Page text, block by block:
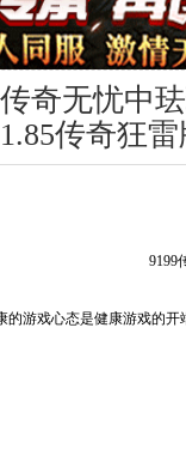
传奇无忧中
1.85传奇狂
9199
的游戏心态是健康游戏的